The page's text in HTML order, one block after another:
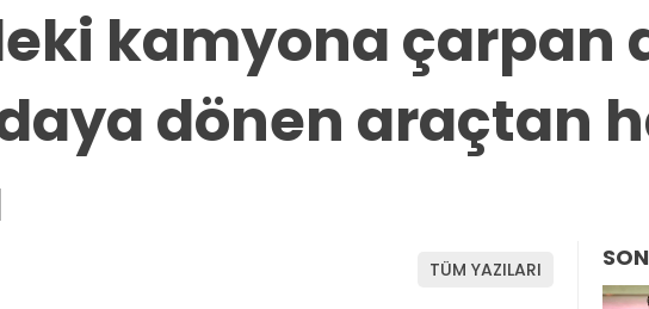
kamyona çarpan
dönen araçtan
TÜM YAZILARI